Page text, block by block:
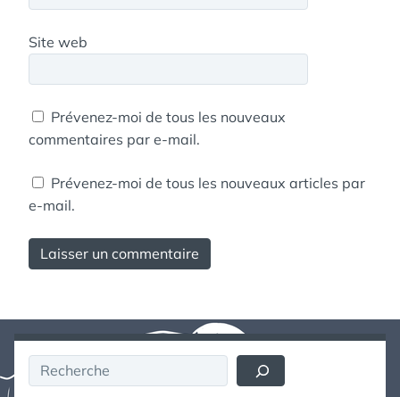
Site web
Prévenez-moi de tous les nouveaux
commentaires par e-mail.
Prévenez-moi de tous les nouveaux articles par
e-mail.
Rechercher